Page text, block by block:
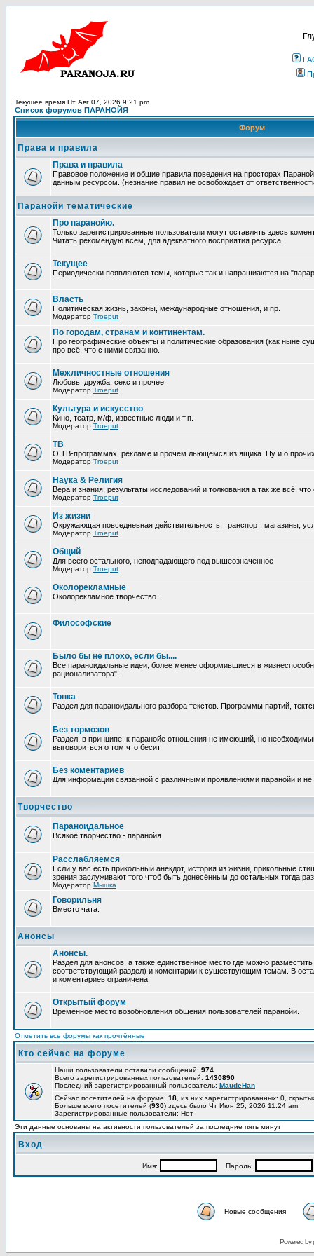
Текущее время Пт Авг 07, 2026 9:21 pm
Список форумов ПАРАНОЙЯ
Форум
Права и правила
Права и правила
Правовое положение и общие правила поведения на просторах
данным ресурсом. (незнание правил не освобождает от
Паранойи тематические
Про паранойю.
Только зарегистрированные пользователи могут оставлять здесь
Читать рекомендую всем, для адекватного восприятия ресурса.
Текущее
Периодически появляются темы, которые так и напрашиаются на
Власть
Политическая жизнь, законы, международные отношения, и пр.
Модератор Troeput
По городам, странам и континентам.
Про географические объекты и политические образования (как ныне
про всё, что с ними связанно.
Межличностные отношения
Любовь, дружба, секс и прочее
Модератор Troeput
Культура и искусство
Кино, театр, м/ф, известные люди и т.п.
Модератор Troeput
ТВ
О ТВ-программах, рекламе и прочем льющемся из ящика. Ну и о
Модератор Troeput
Наука & Религия
Вера и знания, результаты исследований и толкования а так же всё,
Модератор Troeput
Из жизни
Окружающая повседневная действительность: транспорт, магазины,
Модератор Troeput
Общий
Для всего остального, неподпадающего под вышеозначенное
Модератор Troeput
Околорекламные
Околорекламное творчество.
Философские
Было бы не плохо, если бы....
Все параноидальные идеи, более менее оформившиеся в
рационализатора".
Топка
Раздел для параноидального разбора текстов. Программы партий,
Без тормозов
Раздел, в принципе, к паранойе отношения не имеющий, но
выговориться о том что бесит.
Без коментариев
Для информации связанной с различными проявлениями паранойи и
Творчество
Параноидальное
Всякое творчество - паранойя.
Расслабляемся
Если у вас есть прикольный анекдот, история из жизни, прикольные
зрения заслуживают того чтоб быть донесённым до остальных тогда
Модератор Мышка
Говорильня
Вместо чата.
Анонсы
Анонсы.
Раздел для анонсов, а также единственное место где можно
соответствующий раздел) и коментарии к существующим темам. В
и коментариев ограничена.
Открытый форум
Временное место возобновления общения пользователей паранойи.
Отметить все форумы как прочтённые
Кто сейчас на форуме
Наши пользователи оставили сообщений: 974
Всего зарегистрированных пользователей: 1430890
Последний зарегистрированный пользователь: MaudeHan
Сейчас посетителей на форуме: 18 , из них зарегистрированных: 0,
Больше всего посетителей (930) здесь было Чт Июн 25, 2026 11:24 am
Зарегистрированные пользователи: Нет
Эти данные основаны на активности пользователей за последние пять минут
Вход
Имя: Пароль:
Новые сообщения
Powered by